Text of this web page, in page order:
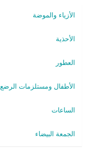
الأزياء والموضة
الأحذية
العطور
الأطفال ومستلزمات الرضع
الساعات
الجمعة البيضاء